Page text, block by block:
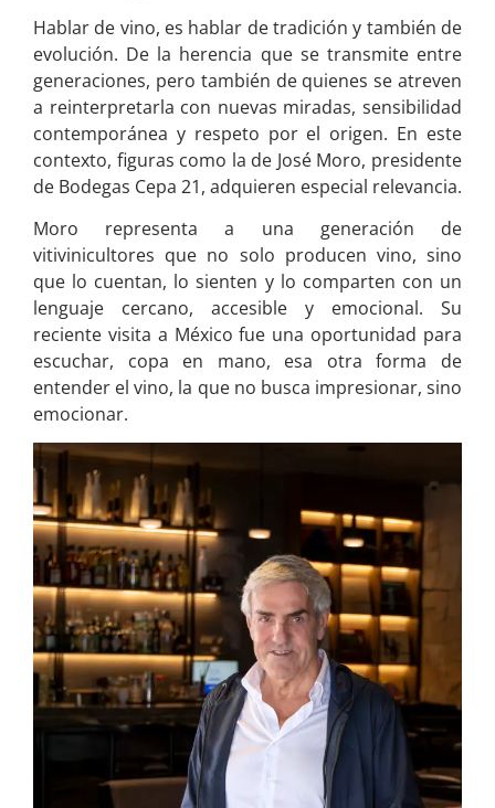
Hablar de vino, es hablar de tradición y también de
evolución. De la herencia que se transmite entre
generaciones, pero también de quienes se atreven
a reinterpretarla con nuevas miradas, sensibilidad
contemporánea y respeto por el origen. En este
contexto, figuras como la de José Moro, presidente
de Bodegas Cepa 21, adquieren especial relevancia.
Moro representa a una generación de
vitivinicultores que no solo producen vino, sino
que lo cuentan, lo sienten y lo comparten con un
lenguaje cercano, accesible y emocional. Su
reciente visita a México fue una oportunidad para
escuchar, copa en mano, esa otra forma de
entender el vino, la que no busca impresionar, sino
emocionar.